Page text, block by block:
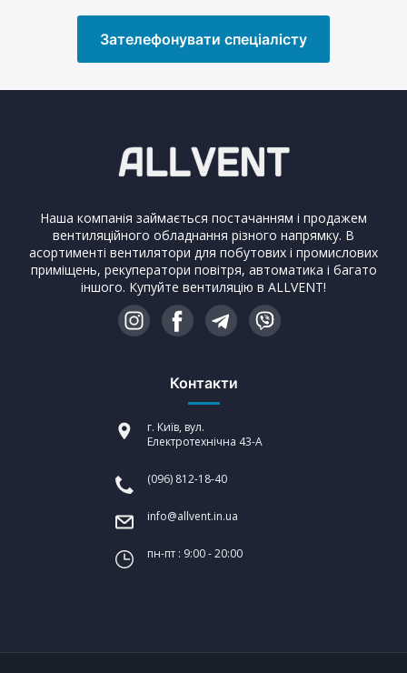
Зателефонувати спеціалісту
Наша компанія займається постачанням і продажем
вентиляційного обладнання різного напрямку. В
асортименті вентилятори для побутових і промислових
приміщень, рекуператори повітря, автоматика і багато
іншого. Купуйте вентиляцію в ALLVENT!
Контакти
г. Київ, вул.
Електротехнічна 43-А
(096) 812-18-40
info@allvent.in.ua
пн-пт : 9:00 - 20:00